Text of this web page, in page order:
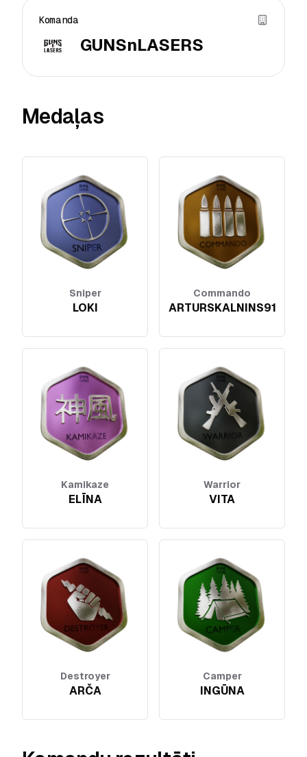
Komanda
GUNSnLASERS
Medaļas
Sniper
LOKI
Commando
ARTURSKALNINS91
Kamikaze
ELĪNA
Warrior
VITA
Destroyer
ARČA
Camper
INGŪNA